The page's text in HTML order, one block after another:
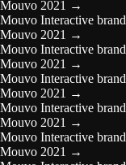
Mouvo 2021 →
Mouvo Interactive brand
Mouvo 2021 →
Mouvo Interactive brand
Mouvo 2021 →
Mouvo Interactive brand
Mouvo 2021 →
Mouvo Interactive brand
Mouvo 2021 →
Mouvo Interactive brand
Mouvo 2021 →